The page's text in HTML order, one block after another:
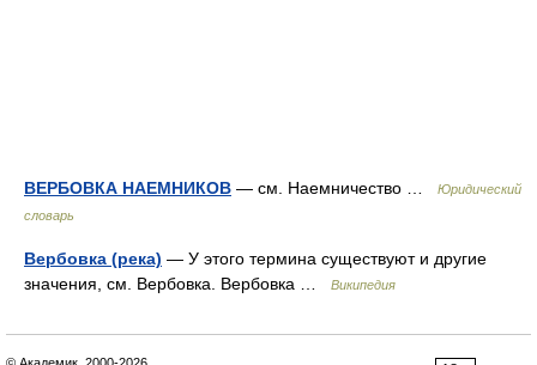
ВЕРБОВКА НАЕМНИКОВ — см. Наемничество …
Юридический
словарь
Вербовка (река) — У этого термина существуют и другие
значения, см. Вербовка. Вербовка …
Википедия